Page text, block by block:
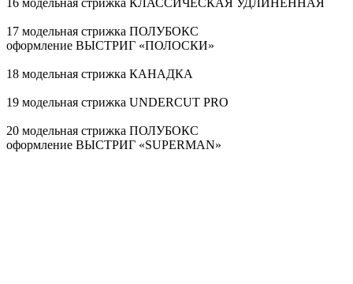
17 модельная стрижка ПОЛУБОКС
оформление ВЫСТРИГ «ПОЛОСКИ»
18 модельная стрижка КАНАДКА
19 модельная стрижка UNDERCUT PRO
20 модельная стрижка ПОЛУБОКС
оформление ВЫСТРИГ «SUPERMAN»